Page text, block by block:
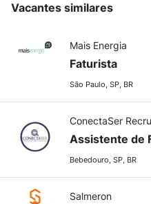
Vacantes similares
Mais Energia
Faturista
São Paulo, SP, BR
ConectaSer
Assistente de
Bebedouro, SP, BR
Salmeron